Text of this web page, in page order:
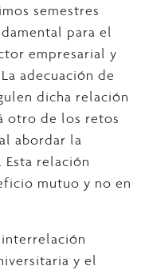
semestres
para el
empresarial y
adecuación de
dicha relación
otro de los retos
abordar la
relación
mutuo y no en
y el